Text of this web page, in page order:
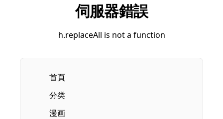
伺服器錯誤
h.replaceAll is not a function
首頁
分类
漫画